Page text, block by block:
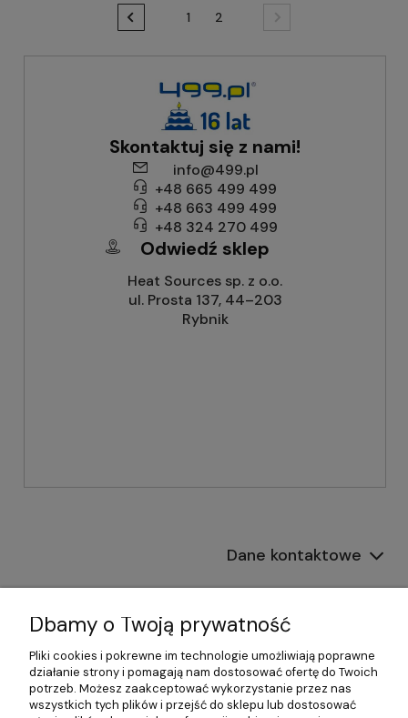
1 2
Skontaktuj się z nami!
info@499.pl
+48 665 499 499
+48 663 499 499
+48 324 270 499
Odwiedź sklep
Heat Sources sp. z o.o.
ul. Prosta 137, 44–203
Rybnik
Dane kontaktowe
Informacje
Płatności i dostawa
Pomoc
Dbamy o Twoją prywatność
Pliki cookies i pokrewne im technologie umożliwiają poprawne
działanie strony i pomagają nam dostosować ofertę do Twoich
potrzeb. Możesz zaakceptować wykorzystanie przez nas
wszystkich tych plików i przejść do sklepu lub dostosować